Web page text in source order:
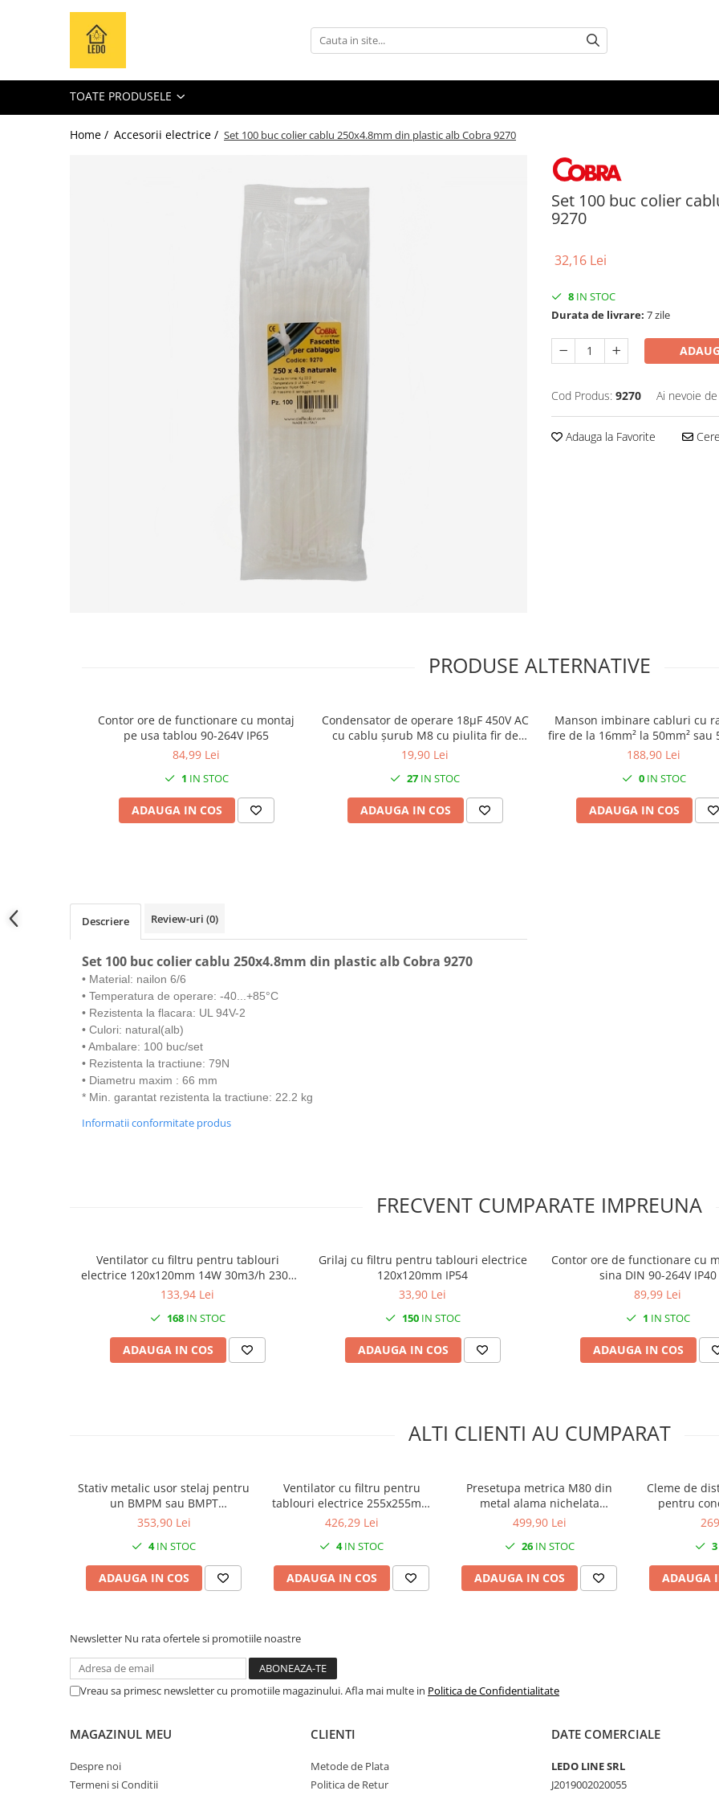
Toate Produsele
Tuburi LED
Prelungitoare pe tambur
Doze electrice
Doze aplicate
Doze aluminiu
Doze incastrate
Prize si fise trifazice
Trasee electrice
Canal cablu plastic PVC
Canal cablu metalic perforat
Canal cablu metalic din sarma
Tuburi rigide din plastic PVC
Intrerupatoarea industriale
Sisteme de impamantare -
TOATE PRODUSELE
Home / Accesorii electrice / Set 100 buc colier cablu 250x4.8mm din plastic alb Cobra 9270
Set 100 buc colier
9270
32,16 Lei
8 IN STOC
Durata de livrare: 7 zile
Cod Produs: 9270 Ai nevoie
Adauga la Favorite
PRODUSE ALTERNATIVE
Contor ore de functionare cu montaj
pe usa tablou 90-264V IP65
84,99 Lei
1 IN STOC
ADAUGA IN COS
Condensator de operare 18μF 450V AC
cu cablu șurub M8 cu piulita fir de
20cm
19,90 Lei
27 IN STOC
ADAUGA IN COS
Manson imbinare cabluri cu
fire de la 16mm²​​​​​​​ la 50mm²​​​​​​​ sau 5 fire de
la 16mm²​​​​​​​ la 35mm²​​​​​​​
188,90 Lei
0IN STOC
ADAUGA IN COS
Descriere Review-uri (0)
Set 100 buc colier cablu 250x4.8mm din plastic alb Cobra 9270
• Material: nailon 6/6
• Temperatura de operare: -40...+85°C
• Rezistenta la flacara: UL 94V-2
• Culori: natural(alb)
• Ambalare: 100 buc/set
• Rezistenta la tractiune: 79N
• Diametru maxim : 66 mm
* Min. garantat rezistenta la tractiune: 22.2 kg
Informatii conformitate produs
FRECVENT CUMPARATE IMPREUNA
Ventilator cu filtru pentru tablouri
electrice 120x120mm 14W 30m3/h 230V
IP54
133,94 Lei
168IN STOC
ADAUGA IN COS
Grilaj cu filtru pentru tablouri electrice
120x120mm IP54
33,90 Lei
150IN STOC
ADAUGA IN COS
Contor ore de functionare cu
sina DIN 90-264V IP40
89,99 Lei
1 IN STOC
ADAUGA IN COS
ALTI CLIENTI AU CUMPARAT
Stativ metalic usor stelaj pentru
un BMPM sau BMPT
2000x300mm
353,90 Lei
4IN STOC
ADAUGA IN COS
Ventilator cu filtru pentru
tablouri electrice 255x255mm
47W 520m3 230V IP54
426,29 Lei
4IN STOC
ADAUGA IN COS
Presetupa metrica M80 din
metal alama nichelata
diametru 55-62mm IP68
499,90 Lei
26IN STOC
ADAUGA IN COS
Cleme de
pentru
25mm²/
3
ADAUGA
Newsletter Nu rata ofertele si promotiile noastre
Vreau sa primesc newsletter cu promotiile magazinului. Afla mai multe in Politica de Confidentialitate
MAGAZINUL MEU
Despre noi
Termeni si Conditii
CLIENTI
Metode de Plata
Politica de Retur
DATE COMERCIALE
LEDO LINE SRL
J2019002020055